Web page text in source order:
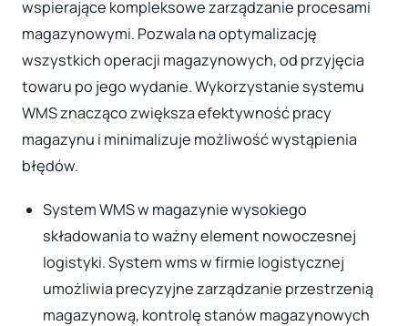
wspierające kompleksowe zarządzanie procesami
magazynowymi. Pozwala na optymalizację
wszystkich operacji magazynowych, od przyjęcia
towaru po jego wydanie. Wykorzystanie systemu
WMS znacząco zwiększa efektywność pracy
magazynu i minimalizuje możliwość wystąpienia
błędów.
System WMS w magazynie wysokiego
składowania to ważny element nowoczesnej
logistyki. System wms w firmie logistycznej
umożliwia precyzyjne zarządzanie przestrzenią
magazynową, kontrolę stanów magazynowych